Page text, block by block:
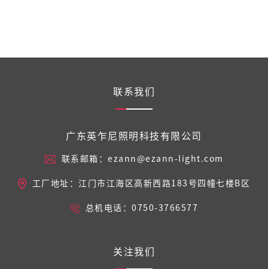
联系我们
广东英乍尼照明科技有限公司
联系邮箱：ezann@ezann-light.com
工厂地址：江门市江海区高新西路183号四幢七楼B区
总机电话：0750-3766577
关注我们